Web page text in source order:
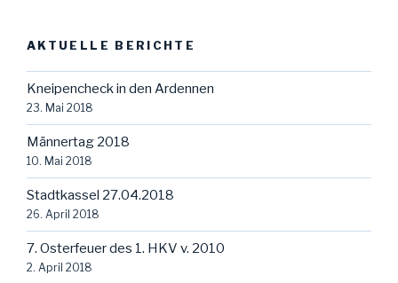
AKTUELLE BERICHTE
Kneipencheck in den Ardennen
23. Mai 2018
Männertag 2018
10. Mai 2018
Stadtkassel 27.04.2018
26. April 2018
7. Osterfeuer des 1. HKV v. 2010
2. April 2018